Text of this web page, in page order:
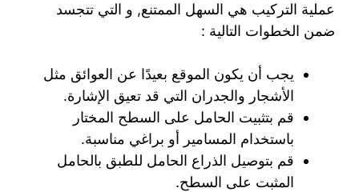
عملية التركيب هي السهل الممتنع, و التي تتجسد
ضمن الخطوات التالية :
يجب أن يكون الموقع بعيدًا عن العوائق مثل
الأشجار والجدران التي قد تعيق الإشارة.
قم بتثبيت الحامل على السطح المختار
باستخدام المسامير أو براغي مناسبة.
قم بتوصيل الذراع الحامل للطبق بالحامل
المثبت على السطح.